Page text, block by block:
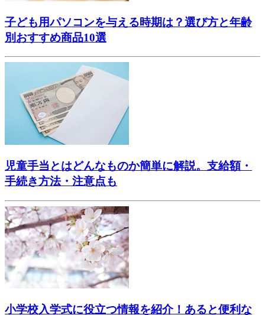
子ども用パソコンを与える時期は？選び方と年齢
別おすすめ商品10選
児童手当とはどんなものか簡単に解説。支給額・
手続き方法・注意点も
小学校入学式に役立つ情報を紹介！あると便利な